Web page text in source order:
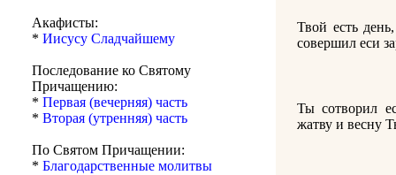
Акафисты:
* Иисусу Сладчайшему
Последование ко Святому
Причащению:
* Первая (вечерняя) часть
* Вторая (утренняя) часть
По Святом Причащении:
* Благодарственные молитвы
Твой есть
совершил еси
Ты сотворил
жатву и весну